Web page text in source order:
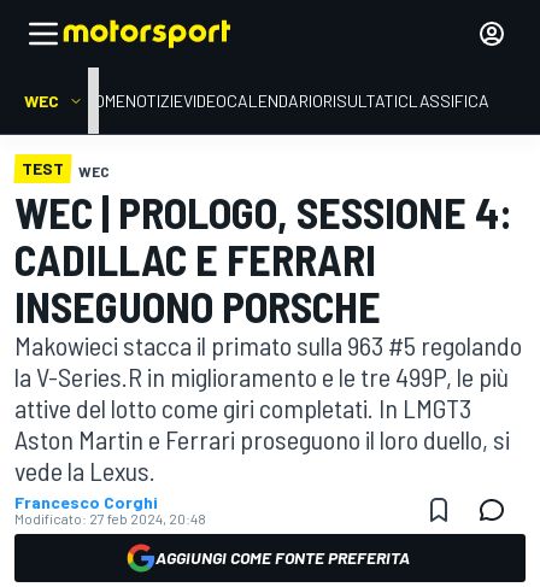
WEC HOMENOTIZIEVIDEOCALENDARIORISULTATICLASSIFICA
TEST WEC
WEC | PROLOGO, SESSIONE 4:
CADILLAC E FERRARI
INSEGUONO PORSCHE
Makowieci stacca il primato sulla 963 #5 regolando
la V-Series.R in miglioramento e le tre 499P, le più
attive del lotto come giri completati. In LMGT3
Aston Martin e Ferrari proseguono il loro duello, si
vede la Lexus.
Francesco Corghi
Modificato: 27 feb 2024, 20:48
AGGIUNGI COME FONTE PREFERITA